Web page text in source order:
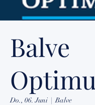
Balve
Do., 06. Juni
  |
Balve